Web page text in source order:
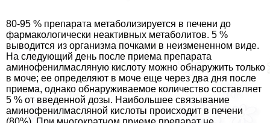
80-95 % препарата метаболизируется в печени до
фармакологически неактивных метаболитов. 5 %
выводится из организма почками в неизмененном виде.
На следующий день после приема препарата
аминофенилмасляную кислоту можно обнаружить только
в моче; ее определяют в моче еще через два дня после
приема, однако обнаруживаемое количество составляет
5 % от введенной дозы. Наибольшее связывание
аминофенилмасляной кислоты происходит в печени